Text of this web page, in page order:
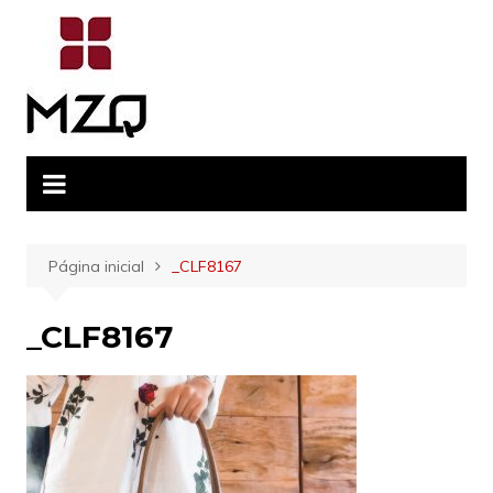
conteúdo
Página inicial _CLF8167
_CLF8167